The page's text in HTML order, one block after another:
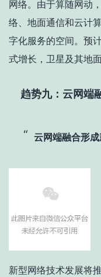
网络。由于算随网动
络、地面通信和云计
字化服务的空间。预
式增长，卫星及其地
趋势九：云网端
云网端融合形
新型网络技术发展将